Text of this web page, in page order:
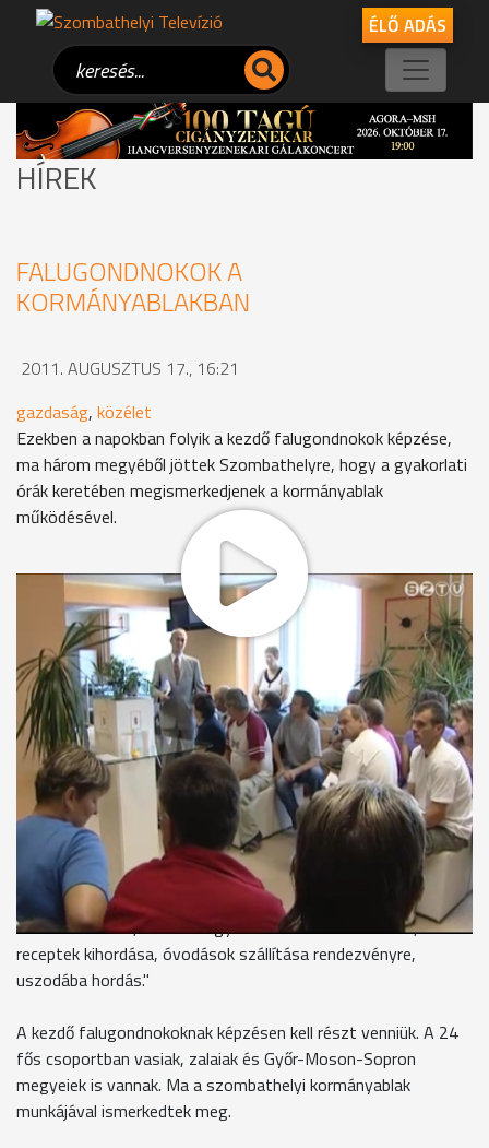
ÉLŐ ADÁS
HÍREK
FALUGONDNOKOK A
KORMÁNYABLAKBAN
2011. AUGUSZTUS 17., 16:21
gazdaság, közélet
Ezekben a napokban folyik a kezdő falugondnokok képzése,
ma három megyéből jöttek Szombathelyre, hogy a gyakorlati
órák keretében megismerkedjenek a kormányablak
működésével.
45 falugondnokra lenne szükség Vasban a meglévő 91 mellé,
hogy teljesen le tudják fedni a megye területét. Az állami
normatíva csökkenése és az önkormányzatok nehéz
helyezete miatt azonban nem tudják bővíteni a hálózatot,
pedig szükség lenne rá.
Vas megyében 1993 óta működik a falugondnoki hálózat a
600-nál kisebb lélekszámú településeken. A falugondnokok
segítik elintézni az itt élők ügyes-bajos dolgait. József tavaly
november óta Kőszegpatyon dolgozik, azt mondja ez a
munka sokrétű, de szereti csinálni.
Farkas József - falugondnok, Kőszegpaty
"Van ételhordás, hetente egyszer szakrendelésre vitel,
receptek kihordása, óvodások szállítása rendezvényre,
uszodába hordás."
A kezdő falugondnokoknak képzésen kell részt venniük. A 24
fős csoportban vasiak, zalaiak és Győr-Moson-Sopron
megyeiek is vannak. Ma a szombathelyi kormányablak
munkájával ismerkedtek meg.